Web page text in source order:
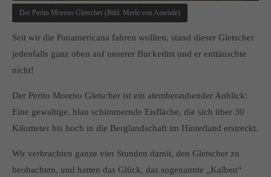
Der Perito Moreno Gletscher (Bild: Merle von Amende)
Seit wir die Panamericana fahren wollten, stand dieser Gletscher
jedenfalls ganz oben auf unserer Bucketlist und er enttäuschte
nicht!
Der Perito Moreno Gletscher ist ein atemberaubender Anblick:
Eine gewaltige, blau schimmernde Eisfläche, die sich über 30
Kilometer bis hoch in die Berglandschaft im Hinterland erstreckt.
Wir verbrachten ganze vier Stunden damit, den Gletscher zu
beobachten, und hatten das Glück, das sogenannte „Kalben“